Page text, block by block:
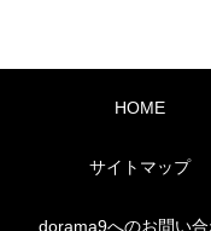
HOME
サイトマップ
dorama9へのお問い